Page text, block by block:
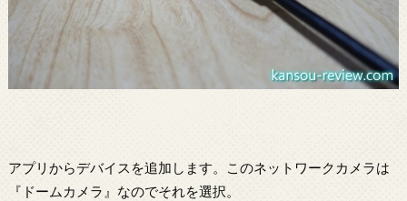
アプリからデバイスを追加します。このネットワークカメラは
『ドームカメラ』なのでそれを選択。